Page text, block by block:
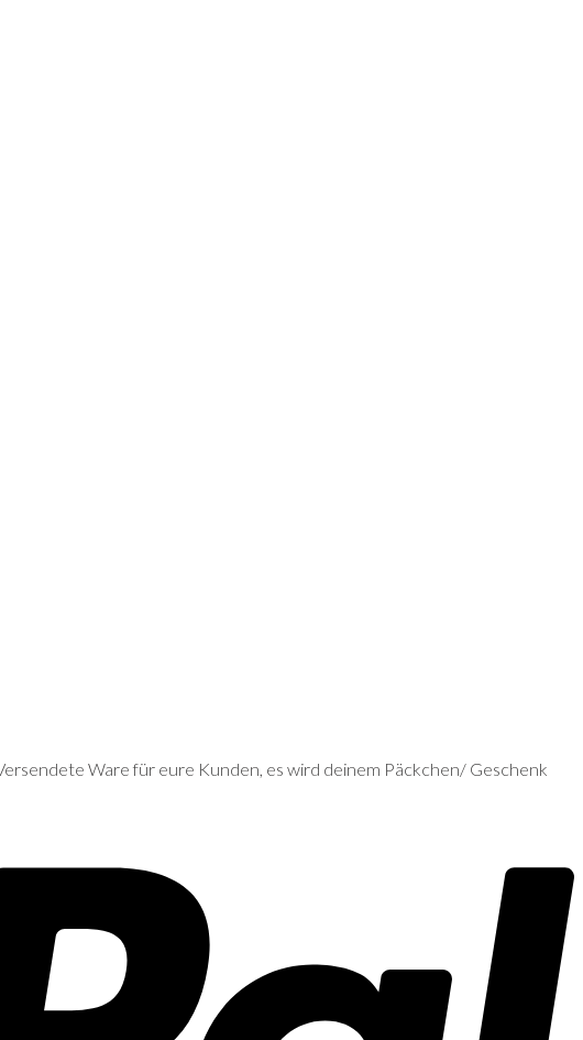
Ware für eure Kunden, es wird deinem Päckchen/ Geschenk